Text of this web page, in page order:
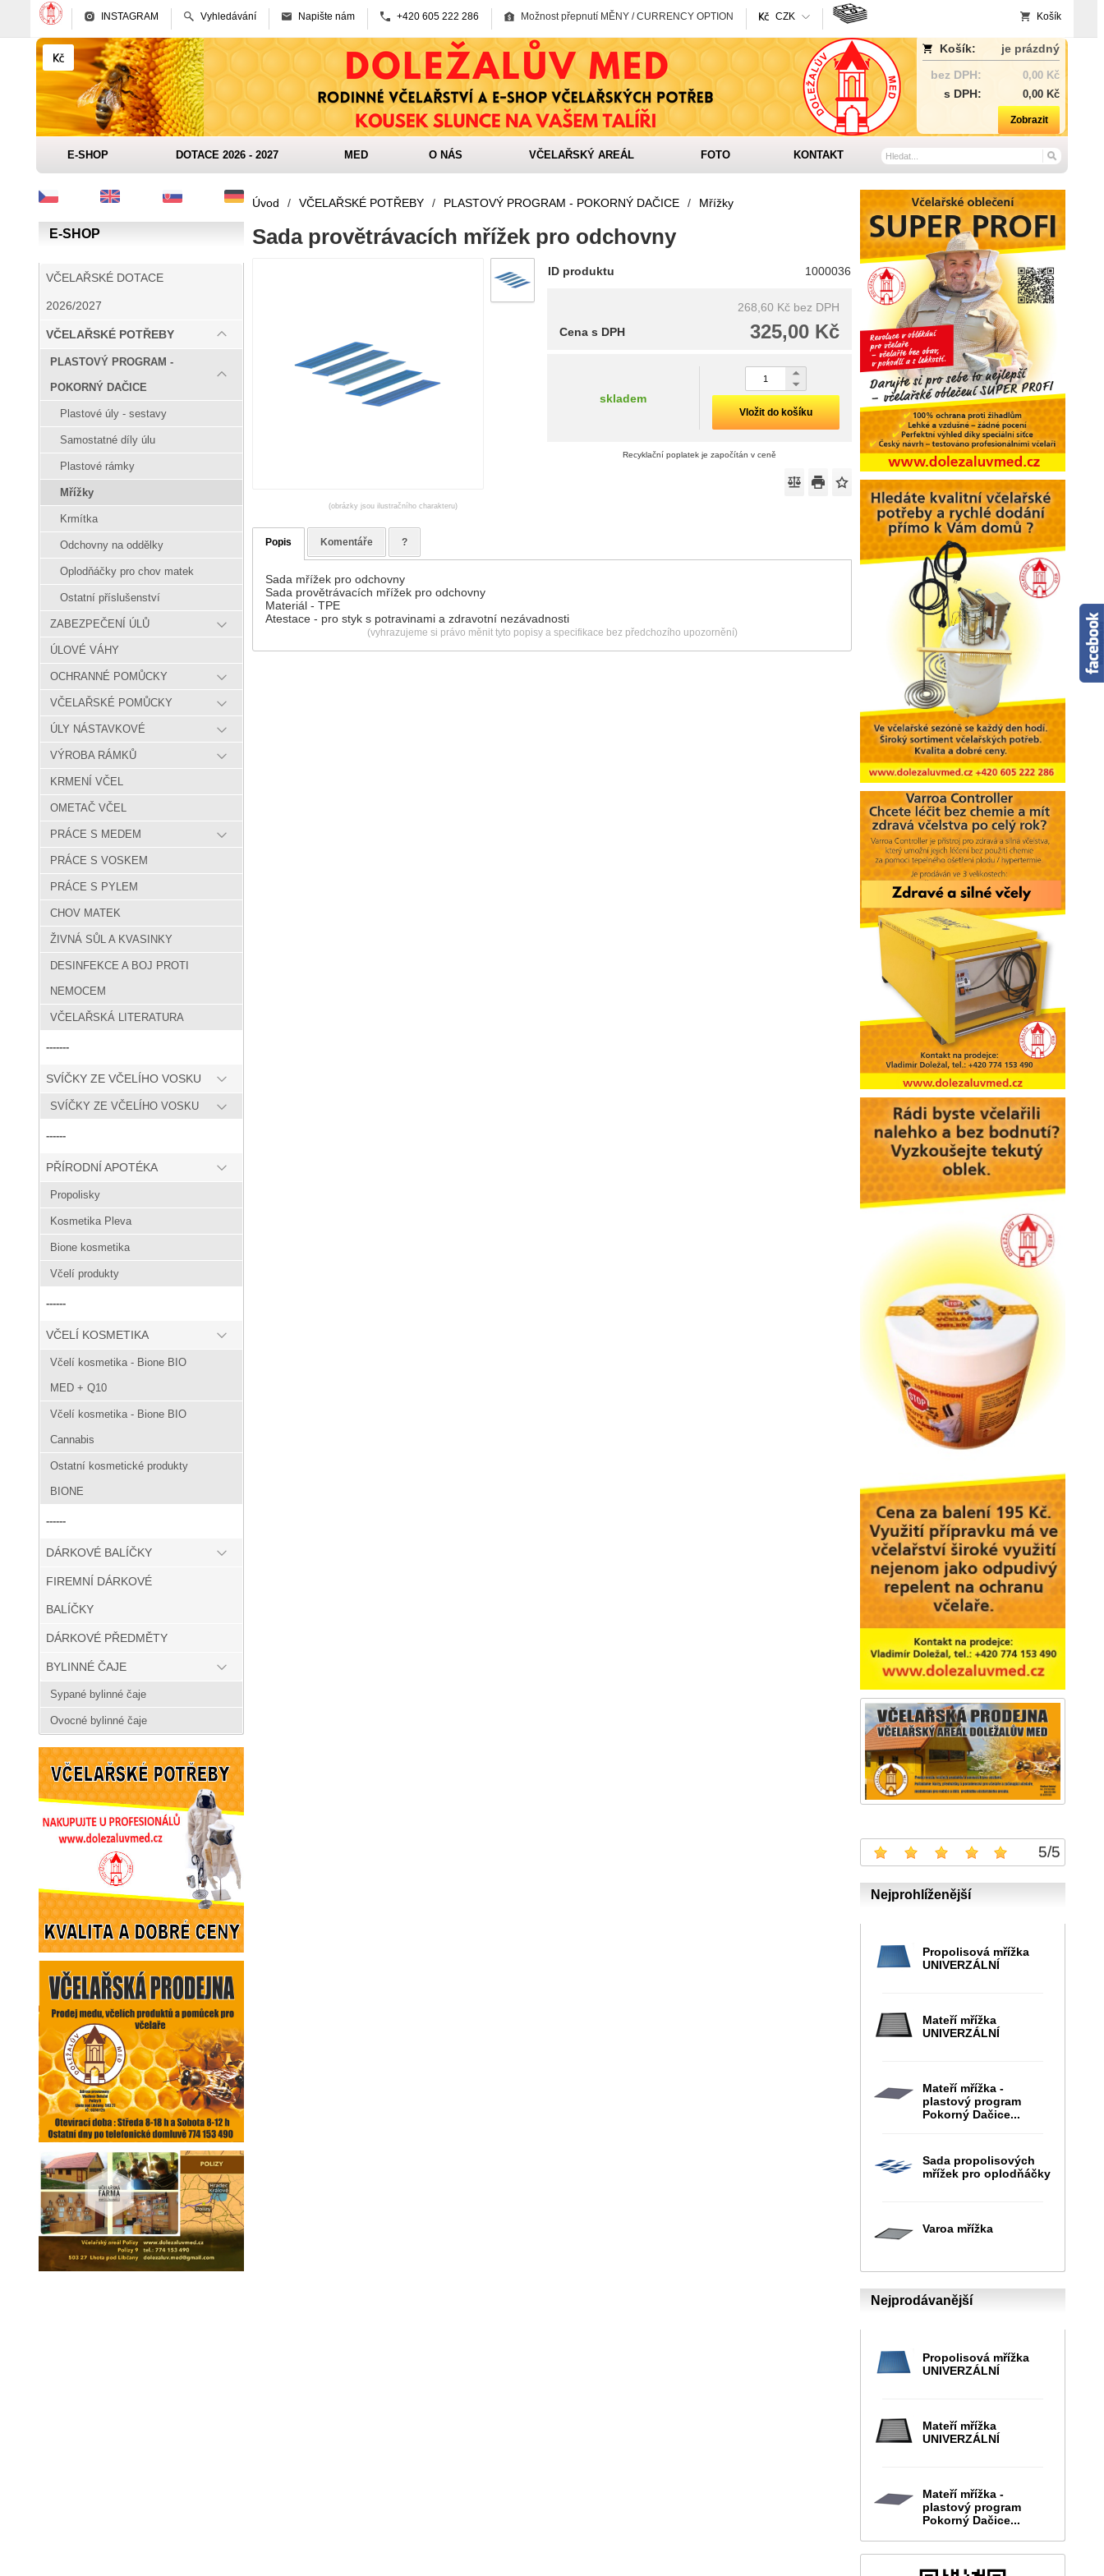
INSTAGRAM Vyhledávání Napište nám +420 605 222 286 Možnost přepnutí MĚNY / CURRENCY OPTION CZK Košík
Košík:
je prázdný
bez DPH:
0,00 Kč
s DPH: 0,00 Kč
Zobrazit
E-SHOP DOTACE 2026 - 2027 MED O NÁS VČELAŘSKÝ AREÁL FOTO KONTAKT
E-SHOP
VČELAŘSKÉ DOTACE
2026/2027
VČELAŘSKÉ POTŘEBY
PLASTOVÝ PROGRAM -
POKORNÝ DAČICE
Plastové úly - sestavy
Samostatné díly úlu
Plastové rámky
Mřížky
Krmítka
Odchovny na oddělky
Oplodňáčky pro chov matek
Ostatní příslušenství
ZABEZPEČENÍ ÚLŮ
ÚLOVÉ VÁHY
OCHRANNÉ POMŮCKY
VČELAŘSKÉ POMŮCKY
ÚLY NÁSTAVKOVÉ
VÝROBA RÁMKŮ
KRMENÍ VČEL
OMETAČ VČEL
PRÁCE S MEDEM
PRÁCE S VOSKEM
PRÁCE S PYLEM
CHOV MATEK
ŽIVNÁ SŮL A KVASINKY
DESINFEKCE A BOJ PROTI
NEMOCEM
VČELAŘSKÁ LITERATURA
-------
SVÍČKY ZE VČELÍHO VOSKU
SVÍČKY ZE VČELÍHO VOSKU
------
PŘÍRODNÍ APOTÉKA
Propolisky
Kosmetika Pleva
Bione kosmetika
Včelí produkty
------
VČELÍ KOSMETIKA
Včelí kosmetika - Bione BIO
MED + Q10
Včelí kosmetika - Bione BIO
Cannabis
Ostatní kosmetické produkty
BIONE
------
DÁRKOVÉ BALÍČKY
FIREMNÍ DÁRKOVÉ
BALÍČKY
DÁRKOVÉ PŘEDMĚTY
BYLINNÉ ČAJE
Sypané bylinné čaje
Ovocné bylinné čaje
5/5
Nejprohlíženější
Propolisová mřížka
UNIVERZÁLNÍ
Mateří mřížka
UNIVERZÁLNÍ
Mateří mřížka -
plastový program
Pokorný Dačice...
Sada propolisových
mřížek pro oplodňáčky
Varoa mřížka
Nejprodávanější
Propolisová mřížka
UNIVERZÁLNÍ
Mateří mřížka
UNIVERZÁLNÍ
Mateří mřížka -
plastový program
Pokorný Dačice...
Úvod / VČELAŘSKÉ POTŘEBY / PLASTOVÝ PROGRAM - POKORNÝ DAČICE / Mřížky
Sada provětrávacích mřížek pro odchovny
(obrázky jsou ilustračního charakteru)
ID produktu 1000036
268,60 Kč bez DPH
325,00 Kč
Cena s DPH
skladem
Vložit do košíku
Recyklační poplatek je započítán v ceně
Popis Komentáře ?
Sada mřížek pro odchovny
Sada provětrávacích mřížek pro odchovny
Materiál - TPE
Atestace - pro styk s potravinami a zdravotní nezávadnosti
(vyhrazujeme si právo měnit tyto popisy a specifikace bez předchozího upozornění)